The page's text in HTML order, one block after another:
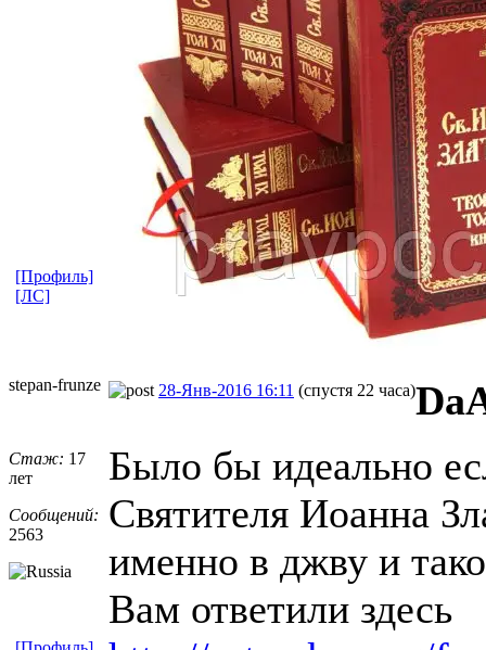
[Профиль]
[ЛС]
stepan-frunz​e
Стаж: 17
лет
Сообщений:
2563
28-Янв-2016 16:11 (спустя 22 часа)
Было бы идеально
Святителя Иоанна
именно в джву и
Вам ответили здесь